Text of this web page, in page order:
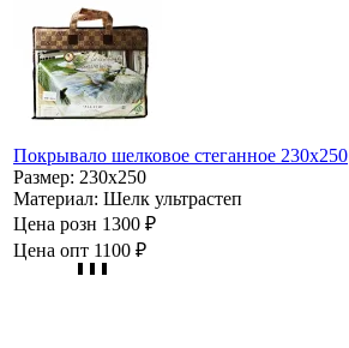
Покрывало шелковое стеганное 230х250
Размер: 230х250
Материал: Шелк ультрастеп
Цена розн 1300 ₽
Цена опт 1100 ₽